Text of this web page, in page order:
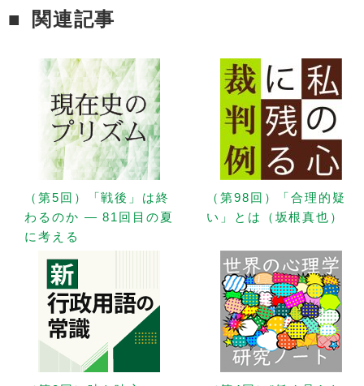
関連記事
（第5回）「戦後」は終
わるのか — 81回目の夏
に考える
（第98回）「合理的疑
い」とは（坂根真也）